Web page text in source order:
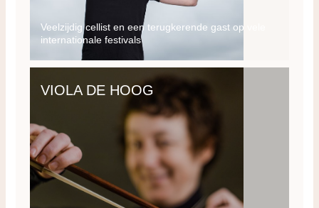
Veelzijdig cellist en een terugkerende gast op vele
internationale festivals
VIOLA DE HOOG